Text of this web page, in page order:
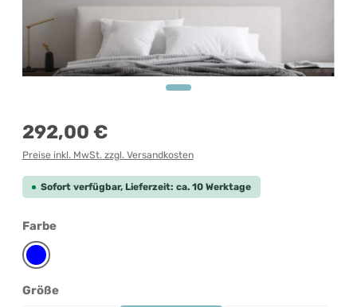
Regulärer Preis:
292,00 €
Preise inkl. MwSt. zzgl. Versandkosten
Sofort verfügbar, Lieferzeit: ca. 10 Werktage
Farbeauswählen
Blau
Größeauswählen